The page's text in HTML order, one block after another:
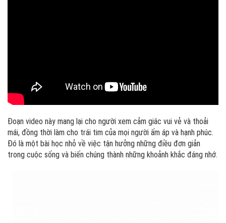
Đoạn video này mang lại cho người xem cảm giác vui vẻ và thoải
mái, đồng thời làm cho trái tim của mọi người ấm áp và hạnh phúc.
Đó là một bài học nhỏ về việc tận hưởng những điều đơn giản
trong cuộc sống và biến chúng thành những khoảnh khắc đáng nhớ.